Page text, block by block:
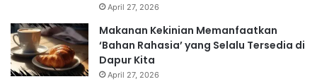
April 27, 2026
Makanan Kekinian Memanfaatkan
‘Bahan Rahasia’ yang Selalu Tersedia di
Dapur Kita
April 27, 2026